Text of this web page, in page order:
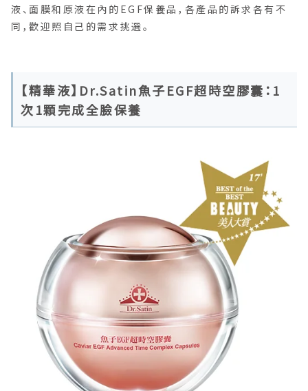
液、面膜和原液在內的EGF保養品，各產品的訴求各有不
同，歡迎照自己的需求挑選。
【精華液】Dr.Satin魚子EGF超時空膠囊：1
次1顆完成全臉保養